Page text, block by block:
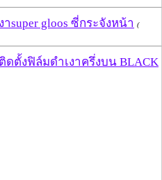
super gloos ซี่กระจังหน้า (
ติดตั้งฟิล์มดำเงาครึ่งบน BLACK